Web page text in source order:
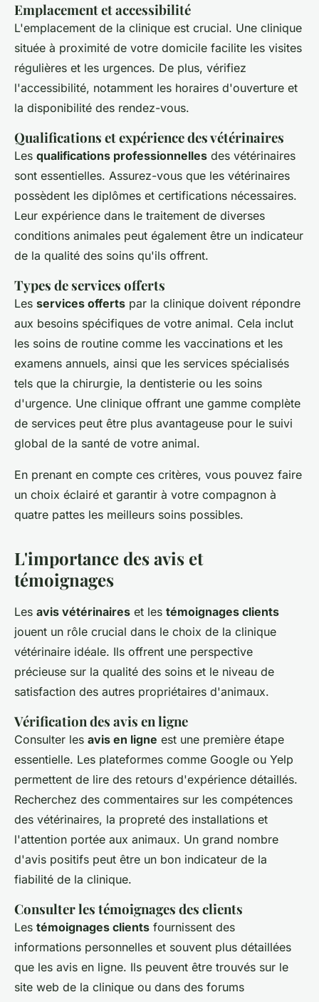
Emplacement et accessibilité
L'emplacement de la clinique est crucial. Une clinique
située à proximité de votre domicile facilite les visites
régulières et les urgences. De plus, vérifiez
l'accessibilité, notamment les horaires d'ouverture et
la disponibilité des rendez-vous.
Qualifications et expérience des vétérinaires
Les qualifications professionnelles des vétérinaires
sont essentielles. Assurez-vous que les vétérinaires
possèdent les diplômes et certifications nécessaires.
Leur expérience dans le traitement de diverses
conditions animales peut également être un indicateur
de la qualité des soins qu'ils offrent.
Types de services offerts
Les services offerts par la clinique doivent répondre
aux besoins spécifiques de votre animal. Cela inclut
les soins de routine comme les vaccinations et les
examens annuels, ainsi que les services spécialisés
tels que la chirurgie, la dentisterie ou les soins
d'urgence. Une clinique offrant une gamme complète
de services peut être plus avantageuse pour le suivi
global de la santé de votre animal.
En prenant en compte ces critères, vous pouvez faire
un choix éclairé et garantir à votre compagnon à
quatre pattes les meilleurs soins possibles.
L'importance des avis et
témoignages
Les avis vétérinaires et les témoignages clients
jouent un rôle crucial dans le choix de la clinique
vétérinaire idéale. Ils offrent une perspective
précieuse sur la qualité des soins et le niveau de
satisfaction des autres propriétaires d'animaux.
Vérification des avis en ligne
Consulter les avis en ligne est une première étape
essentielle. Les plateformes comme Google ou Yelp
permettent de lire des retours d'expérience détaillés.
Recherchez des commentaires sur les compétences
des vétérinaires, la propreté des installations et
l'attention portée aux animaux. Un grand nombre
d'avis positifs peut être un bon indicateur de la
fiabilité de la clinique.
Consulter les témoignages des clients
Les témoignages clients fournissent des
informations personnelles et souvent plus détaillées
que les avis en ligne. Ils peuvent être trouvés sur le
site web de la clinique ou dans des forums